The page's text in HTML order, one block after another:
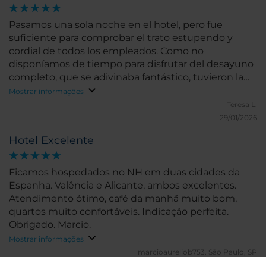
Hotel Excelente
Ficamos hospedados no NH em duas cidades da
Espanha. Valência e Alicante, ambos excelentes.
Atendimento ótimo, café da manhã muito bom,
quartos muito confortáveis. Indicação perfeita.
Obrigado. Marcio.
Mostrar informações
marcioaureliob753. São Paulo, SP
Pasamos una sola noche en el hotel, pero fue
suficiente para comprobar el trato estupendo y
cordial de todos los empleados. Como no
disponíamos de tiempo para disfrutar del desayuno
completo, que se adivinaba fantástico, tuvieron la
amabilidad de prepararnos uno rápido y a nuestra
con buena comunciación con el centro, y en sus
Volveremos, sin duda.
Mostrar informações
Teresa L.
29/01/2026